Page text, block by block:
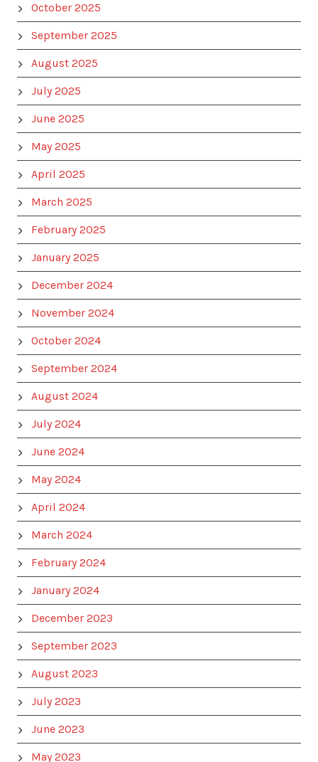
October 2025
September 2025
August 2025
July 2025
June 2025
May 2025
April 2025
March 2025
February 2025
January 2025
December 2024
November 2024
October 2024
September 2024
August 2024
July 2024
June 2024
May 2024
April 2024
March 2024
February 2024
January 2024
December 2023
September 2023
August 2023
July 2023
June 2023
May 2023